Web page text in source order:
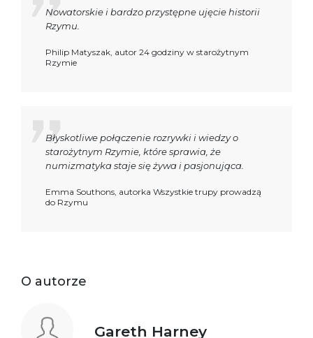
Nowatorskie i bardzo przystępne ujęcie historii
Rzymu.
Philip Matyszak, autor 24 godziny w starożytnym
Rzymie
Błyskotliwe połączenie rozrywki i wiedzy o
starożytnym Rzymie, które sprawia, że
numizmatyka staje się żywa i pasjonująca.
Emma Southons, autorka Wszystkie trupy prowadzą
do Rzymu
O autorze
Gareth Harney